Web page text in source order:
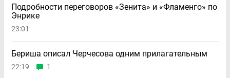
Подробности переговоров «Зенита» и «Фламенго» по
Энрике
23:01
Бериша описал Черчесова одним прилагательным
22:19 1